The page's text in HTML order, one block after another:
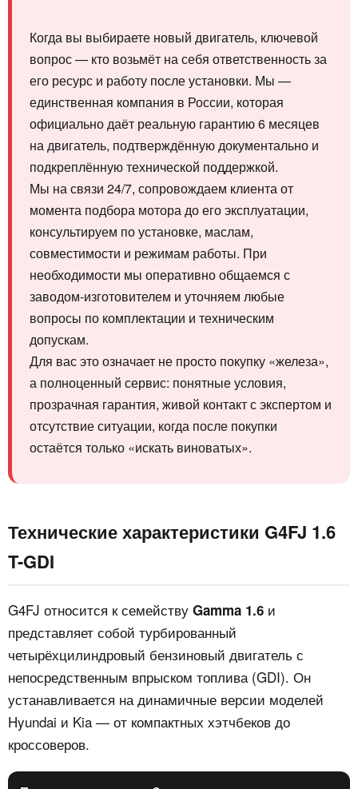
Когда вы выбираете новый двигатель, ключевой
вопрос — кто возьмёт на себя ответственность за
его ресурс и работу после установки. Мы —
единственная компания в России, которая
официально даёт реальную гарантию 6 месяцев
на двигатель, подтверждённую документально и
подкреплённую технической поддержкой.
Мы на связи 24/7, сопровождаем клиента от
момента подбора мотора до его эксплуатации,
консультируем по установке, маслам,
совместимости и режимам работы. При
необходимости мы оперативно общаемся с
заводом-изготовителем и уточняем любые
вопросы по комплектации и техническим
допускам.
Для вас это означает не просто покупку «железа»,
а полноценный сервис: понятные условия,
прозрачная гарантия, живой контакт с экспертом и
отсутствие ситуации, когда после покупки
остаётся только «искать виноватых».
Технические характеристики G4FJ 1.6
T-GDI
G4FJ относится к семейству Gamma 1.6 и
представляет собой турбированный
четырёхцилиндровый бензиновый двигатель с
непосредственным впрыском топлива (GDI). Он
устанавливается на динамичные версии моделей
Hyundai и Kia — от компактных хэтчбеков до
кроссоверов.